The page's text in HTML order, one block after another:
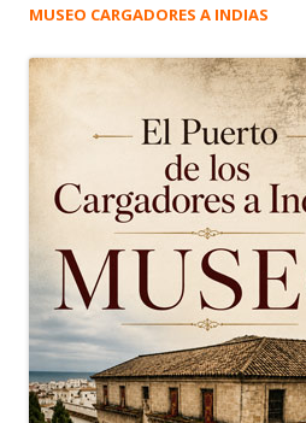
MUSEO CARGADORES A INDIAS